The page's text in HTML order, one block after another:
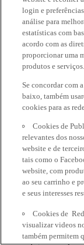
login e
análise para
estatísticas com
acordo com as
proporcionar uma
produtos e serviços.
Se concordar com
baixo, também
cookies para as
Cookies de
relevantes dos
website e de
tais como o
website, com
ao seu carrinho e
e seus interesses
Cookies de
visualizar videos
também permitem